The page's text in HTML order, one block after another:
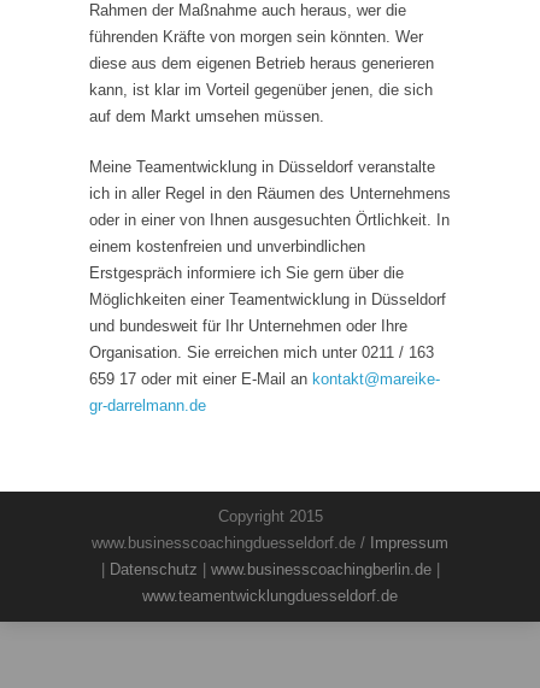
Rahmen der Maßnahme auch heraus, wer die
führenden Kräfte von morgen sein könnten. Wer
diese aus dem eigenen Betrieb heraus generieren
kann, ist klar im Vorteil gegenüber jenen, die sich
auf dem Markt umsehen müssen.
Meine Teamentwicklung in Düsseldorf veranstalte
ich in aller Regel in den Räumen des Unternehmens
oder in einer von Ihnen ausgesuchten Örtlichkeit. In
einem kostenfreien und unverbindlichen
Erstgespräch informiere ich Sie gern über die
Möglichkeiten einer Teamentwicklung in Düsseldorf
und bundesweit für Ihr Unternehmen oder Ihre
Organisation. Sie erreichen mich unter 0211 / 163
659 17 oder mit einer E-Mail an kontakt@mareike-
gr-darrelmann.de
Copyright 2015
www.businesscoachingduesseldorf.de / Impressum
Datenschutz www.businesscoachingberlin.de|
www.teamentwicklungduesseldorf.de